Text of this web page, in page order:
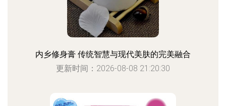
内乡修身膏 传统智慧与现代美肤的完美融合
更新时间：2026-08-08 21:20:30